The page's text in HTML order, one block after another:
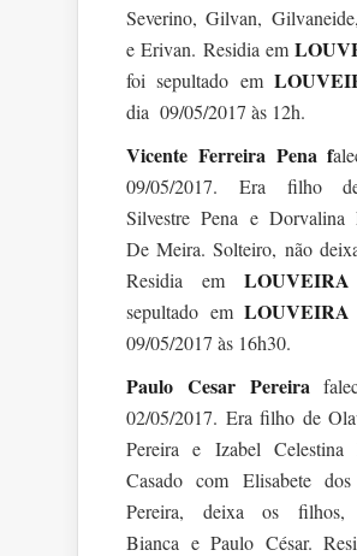
Severino, Gilvan,
e Erivan. Residia em
foi sepultado em
dia 09/05/2017 às 12h.
Vicente Ferreira Pena f
09/05/2017. Era filho
Silvestre Pena e Dorvalina
De Meira. Solteiro, não
Residia em
sepultado em LOUVEIRA
09/05/2017 às 16h30.
Paulo Cesar Pereira
02/05/2017. Era filho de
Pereira e Izabel Celestina
Casado com Elisabete dos
Pereira, deixa os filhos,
Bianca e Paulo César.